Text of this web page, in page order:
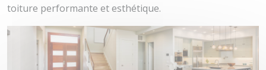
toiture performante et esthétique.